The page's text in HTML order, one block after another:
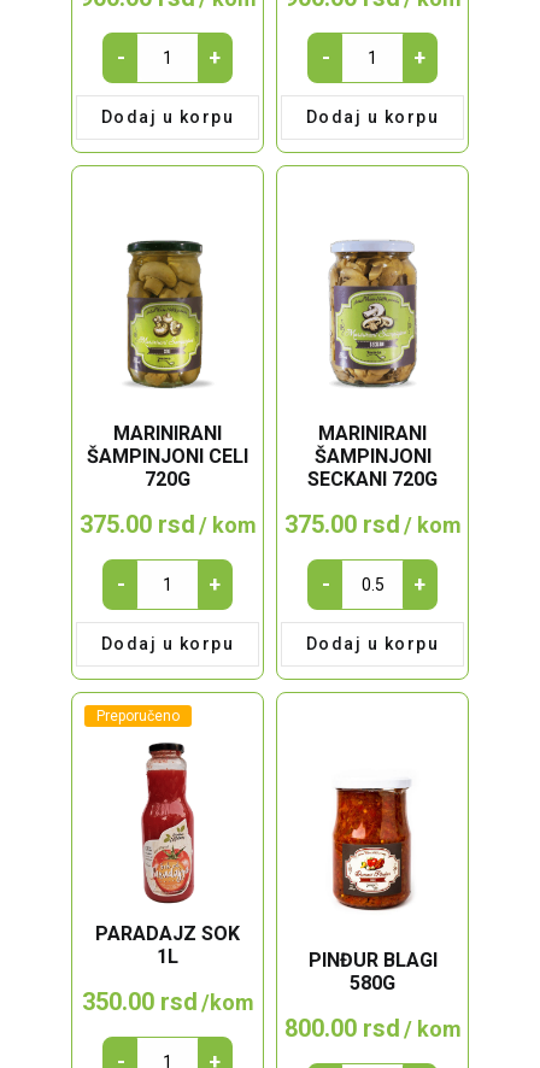
LESKOVAČKI
DOMAĆI
AJVAR
CEPKANI
LJUTI
- +
Dodaj u korpu
LESKOVAČKI
DOMAĆI
AJVAR
MLEVENI
BLAGI
- +
Dodaj u korpu
MARINIRANI
ŠAMPINJONI CELI
720G
375.00 rsd/ kom
MARINIRANI
ŠAMPINJONI
CELI
720g
quantity
- +
Dodaj u korpu
MARINIRANI
ŠAMPINJONI
SECKANI 720G
375.00 rsd/ kom
MARINIRANI
ŠAMPINJONI
SECKANI
720g
quantity
- +
Dodaj u korpu
Preporučeno
PARADAJZ SOK
1L
350.00 rsd /kom
Paradajz
- +
PINĐUR BLAGI
580G
800.00 rsd/ kom